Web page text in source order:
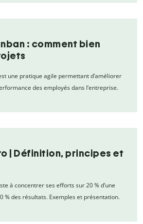
: comment bien
une pratique agile permettant d’améliorer
des employés dans l’entreprise.
| Définition, principes et
à concentrer ses efforts sur 20 % d’une
% des résultats. Exemples et présentation.